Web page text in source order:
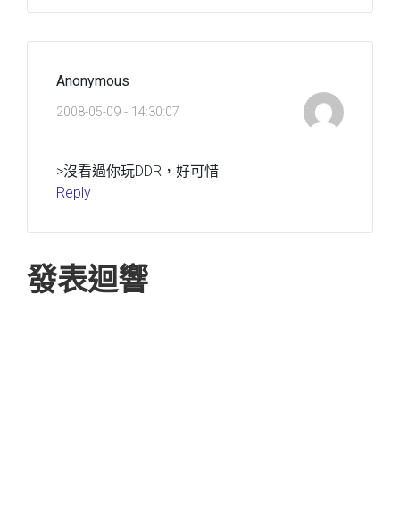
Anonymous
2008-05-09 - 14:30:07
>沒看過你玩DDR，好可惜
Reply
發表迴響